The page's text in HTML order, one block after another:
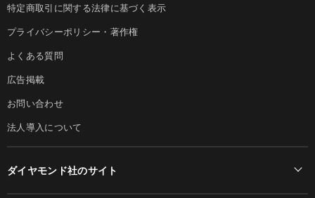
特定商取引に関する法律に基づく表示
プライバシーポリシー・著作権
よくある質問
広告掲載
お問い合わせ
法人導入について
ダイヤモンド社のサイト